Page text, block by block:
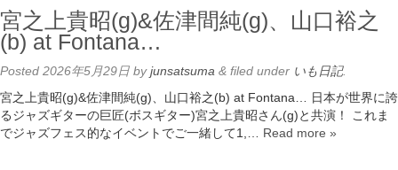
宮之上貴昭(g)&佐津間純(g)、山口裕之
(b) at Fontana…
Posted 2026年5月29日 byjunsatsuma & filed under いも日記.
宮之上貴昭(g)&佐津間純(g)、山口裕之(b) at Fontana… 日本が世界に誇
るジャズギターの巨匠(ボスギター)宮之上貴昭さん(g)と共演！ これま
でジャズフェス的なイベントでご一緒して1,… Read more »